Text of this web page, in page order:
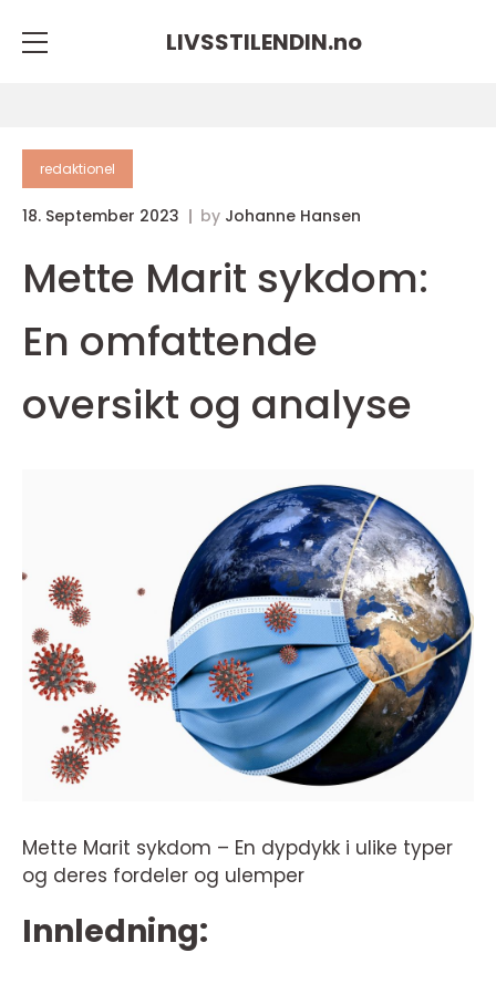
LIVSSTILENDIN.no
redaktionel
18. September 2023 by Johanne Hansen
Mette Marit sykdom:
En omfattende
oversikt og analyse
Mette Marit sykdom – En dypdykk i ulike typer
og deres fordeler og ulemper
Innledning: